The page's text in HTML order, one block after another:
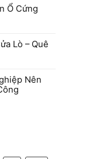
Ổ Cứng
Lò – Quê
Nên